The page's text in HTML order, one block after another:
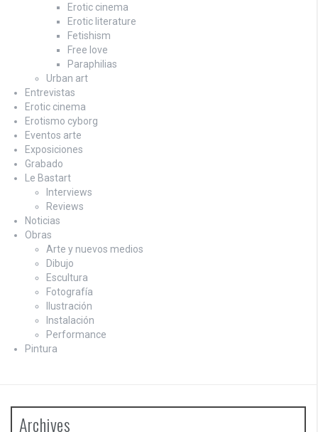
Erotic cinema
Erotic literature
Fetishism
Free love
Paraphilias
Urban art
Entrevistas
Erotic cinema
Erotismo cyborg
Eventos arte
Exposiciones
Grabado
Le Bastart
Interviews
Reviews
Noticias
Obras
Arte y nuevos medios
Dibujo
Escultura
Fotografía
Ilustración
Instalación
Performance
Pintura
Archives